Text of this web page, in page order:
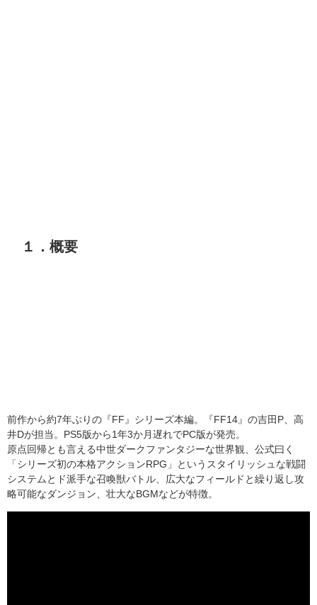
１．概要
前作から約7年ぶりの『FF』シリーズ本編。『FF14』の吉田P、高
井Dが担当。PS5版から1年3か月遅れでPC版が発売。
原点回帰とも言える中世ダークファンタジーな世界観、公式曰く
「シリーズ初の本格アクションRPG」というスタイリッシュな戦闘
システムとド派手な召喚獣バトル、広大なフィールドと繰り返し攻
略可能なダンジョン、壮大なBGMなどが特徴。